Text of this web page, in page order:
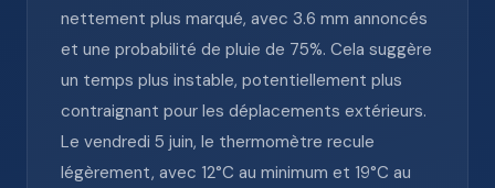
nettement plus marqué, avec 3.6 mm annoncés
et une probabilité de pluie de 75%. Cela suggère
un temps plus instable, potentiellement plus
contraignant pour les déplacements extérieurs.
Le vendredi 5 juin, le thermomètre recule
légèrement, avec 12°C au minimum et 19°C au